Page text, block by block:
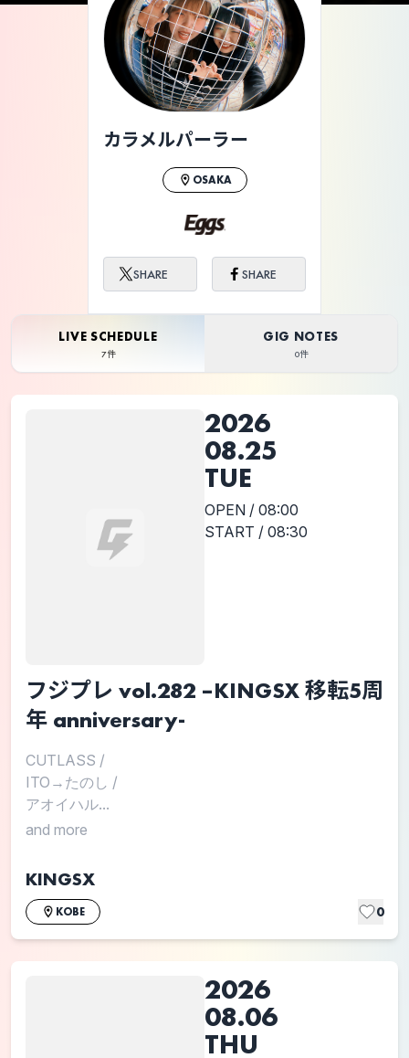
ライブ体験をもっと楽しく、もっと便利
に。
カラメルパーラー
OSAKA
SHARE SHARE
LIVE SCHEDULE
7件
GIG NOTES
0件
2026
08.25
TUE
OPEN / 08:00
START / 08:30
フジプレ vol.282 –KINGSX 移転5周
年 anniversary-
CUTLASS /
ITO→たのし /
アオイハル...
and more
KINGSX
KOBE 0
2026
08.06
THU